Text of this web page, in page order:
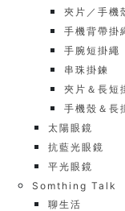
夾片／手機
手機背帶掛
手腕短掛繩
串珠掛鍊
夾片＆長短
手機殼＆長
太陽眼鏡
抗藍光眼鏡
平光眼鏡
Somthing Talk
聊生活